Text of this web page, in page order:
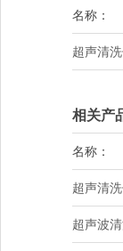
名称：
超声清
相关产
名称：
超声清
超声波